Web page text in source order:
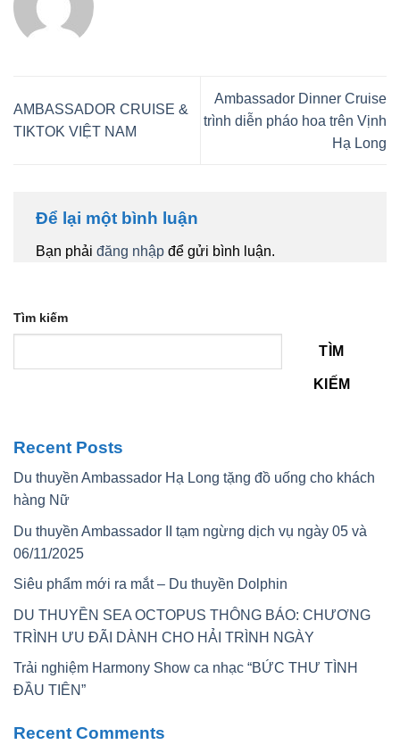
AMBASSADOR CRUISE &
TIKTOK VIỆT NAM
Ambassador Dinner Cruise
trình diễn pháo hoa trên Vịnh
Hạ Long
Để lại một bình luận
Bạn phải đăng nhập để gửi bình luận.
Tìm kiếm
TÌM
KIẾM
Recent Posts
Du thuyền Ambassador Hạ Long tặng đồ uống cho khách
hàng Nữ
Du thuyền Ambassador II tạm ngừng dịch vụ ngày 05 và
06/11/2025
Siêu phẩm mới ra mắt – Du thuyền Dolphin
DU THUYỀN SEA OCTOPUS THÔNG BÁO: CHƯƠNG
TRÌNH ƯU ĐÃI DÀNH CHO HẢI TRÌNH NGÀY
Trải nghiệm Harmony Show ca nhạc “BỨC THƯ TÌNH
ĐẦU TIÊN”
Recent Comments